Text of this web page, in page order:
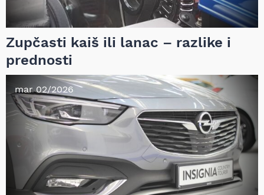
Zupčasti kaiš ili lanac – razlike i
prednosti
mar 02/2026